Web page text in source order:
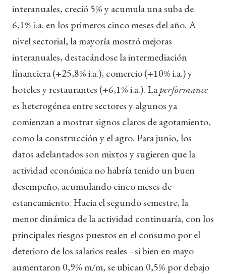
interanuales, creció 5% y acumula una suba de
6,1% i.a. en los primeros cinco meses del año. A
nivel sectorial, la mayoría mostró mejoras
interanuales, destacándose la intermediación
financiera (+25,8% i.a.), comercio (+10% i.a.) y
hoteles y restaurantes (+6,1% i.a.). Laperformance
es heterogénea entre sectores y algunos ya
comienzan a mostrar signos claros de agotamiento,
como la construcción y el agro. Para junio, los
datos adelantados son mixtos y sugieren que la
actividad económica no habría tenido un buen
desempeño, acumulando cinco meses de
estancamiento. Hacia el segundo semestre, la
menor dinámica de la actividad continuaría, con los
principales riesgos puestos en el consumo por el
deterioro de los salarios reales –si bien en mayo
aumentaron 0,9% m/m, se ubican 0,5% por debajo